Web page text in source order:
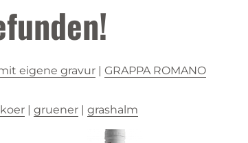
eigene gravur| GRAPPA ROMANO
| gruener | grashalm